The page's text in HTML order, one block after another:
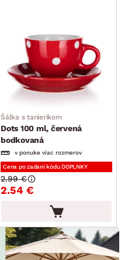
Šálka s tanierikom
Dots 100 ml, červená
bodkovaná
v ponuke viac rozmerov
Cena po zadaní kódu DOPLNKY
2.54 €
2.99 €